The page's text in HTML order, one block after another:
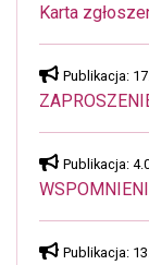
Karta
Publikacja:
Publikacja:
Publikacja: